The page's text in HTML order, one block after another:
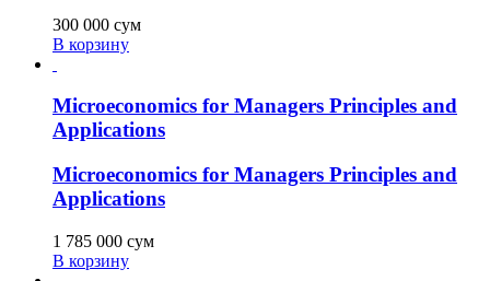
300 000 сум
В корзину
Microeconomics for Managers Principles and
Applications
Microeconomics for Managers Principles and
Applications
1 785 000 сум
В корзину